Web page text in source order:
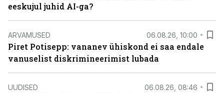
eeskujul juhid AI-ga?
ARVAMUSED 06.08.26, 10:00
Piret Potisepp: vananev ühiskond ei saa endale
vanuselist diskrimineerimist lubada
UUDISED 06.08.26, 08:46